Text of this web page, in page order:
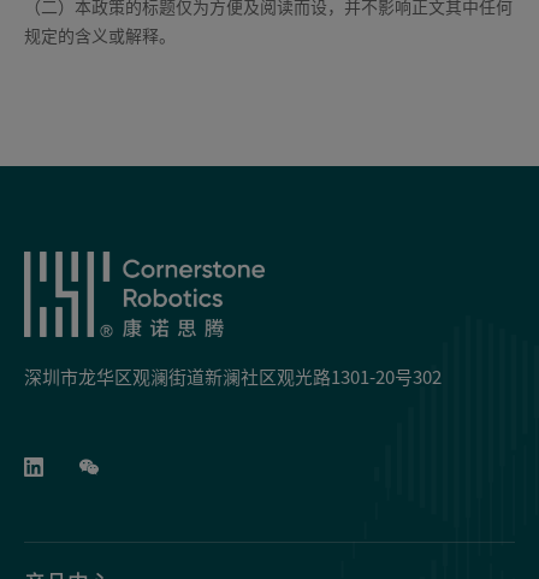
（二）本政策的标题仅为方便及阅读而设，并不影响正文其中任何
规定的含义或解释。
深圳市龙华区观澜街道新澜社区观光路1301-20号302